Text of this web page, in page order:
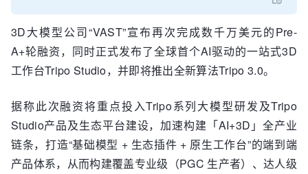
3D大模型公司“VAST”宣布再次完成数千万美元的Pre-
A+轮融资，同时正式发布了全球首个AI驱动的一站式3D
工作台Tripo Studio，并即将推出全新算法Tripo 3.0。
据称此次融资将重点投入Tripo系列大模型研发及Tripo
Studio产品及生态平台建设，加速构建「AI+3D」全产业
链条，打造“基础模型 + 生态插件 + 原生工作台”的端到端
产品体系，从而构建覆盖专业级（PGC 生产者）、达人级